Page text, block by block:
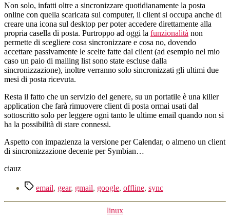
Non solo, infatti oltre a sincronizzare quotidianamente la posta
online con quella scaricata sul computer, il client si occupa anche di
creare una icona sul desktop per poter accedere direttamente alla
propria casella di posta. Purtroppo ad oggi la funzionalità non
permette di scegliere cosa sincronizzare e cosa no, dovendo
accettare passivamente le scelte fatte dal client (ad esempio nel mio
caso un paio di mailing list sono state escluse dalla
sincronizzazione), inoltre verranno solo sincronizzati gli ultimi due
mesi di posta ricevuta.
Resta il fatto che un servizio del genere, su un portatile è una killer
application che farà rimuovere client di posta ormai usati dal
sottoscritto solo per leggere ogni tanto le ultime email quando non si
ha la possibilità di stare connessi.
Aspetto con impazienza la versione per Calendar, o almeno un client
di sincronizzazione decente per Symbian…
ciauz
Tag email, gear, gmail, google, offline, sync
Categorie
linux